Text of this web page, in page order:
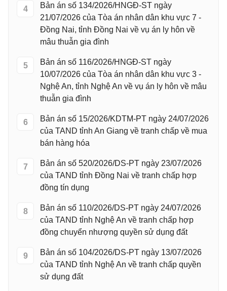
4
Bản án số 134/2026/HNGĐ-ST ngày
21/07/2026 của Tòa án nhân dân khu vực 7 -
Đồng Nai, tỉnh Đồng Nai về vụ án ly hôn về
mâu thuẫn gia đình
5
Bản án số 116/2026/HNGĐ-ST ngày
10/07/2026 của Tòa án nhân dân khu vực 3 -
Nghệ An, tỉnh Nghệ An về vụ án ly hôn về mâu
thuẫn gia đình
6
Bản án số 15/2026/KDTM-PT ngày 24/07/2026
của TAND tỉnh An Giang về tranh chấp về mua
bán hàng hóa
7
Bản án số 520/2026/DS-PT ngày 23/07/2026
của TAND tỉnh Đồng Nai về tranh chấp hợp
đồng tín dụng
8
Bản án số 110/2026/DS-PT ngày 24/07/2026
của TAND tỉnh Nghệ An về tranh chấp hợp
đồng chuyển nhượng quyền sử dụng đất
9
Bản án số 104/2026/DS-PT ngày 13/07/2026
của TAND tỉnh Nghệ An về tranh chấp quyền
sử dụng đất